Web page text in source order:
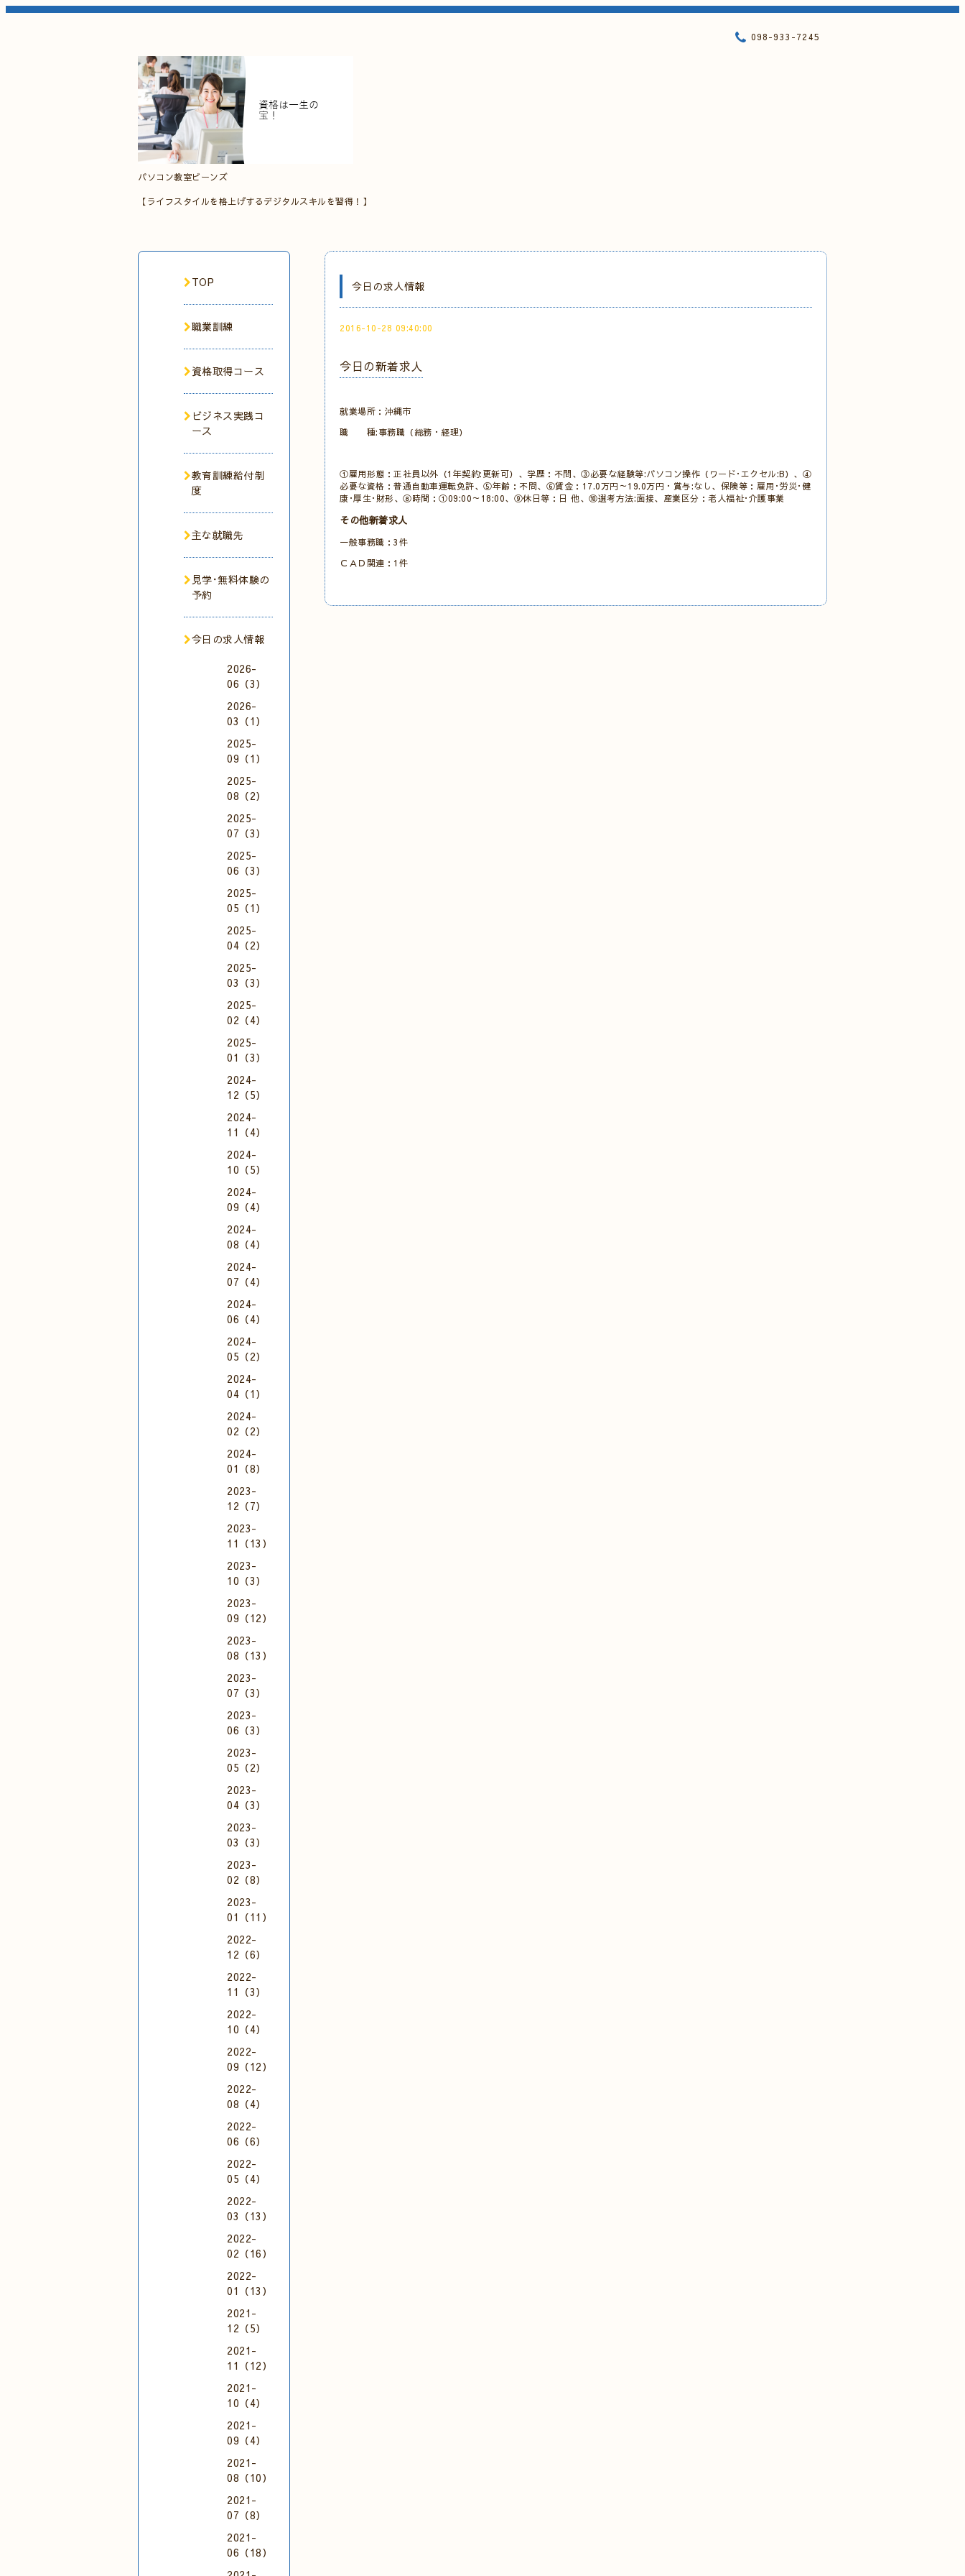
パソコン教室ビーンズ
【ライフスタイルを格上げするデジタルスキルを習得！】
098-933-7245
今日の求人情報
2016-10-28 09:40:00
今日の新着求人
就業場所：沖縄市
職 種:事務職（総務・経理）
①雇用形態：正社員以外（1年契約:更新可）、学歴：不問、③必要な経験等:パソコン操作（ワード･エクセル:B）、④
必要な資格：普通自動車運転免許、⑤年齢：不問、⑥賃金：17.0万円～19.0万円・賞与:なし、保険等：雇用･労災･健
康･厚生･財形、⑧時間：①09:00～18:00、⑨休日等：日 他、⑩選考方法:面接、産業区分：老人福祉･介護事業
その他新着求人
一般事務職：3件
ＣＡＤ関連：1件
TOP
職業訓練
資格取得コース
ビジネス実践コ
ース
教育訓練給付制
度
主な就職先
見学･無料体験の
予約
今日の求人情報
2026-
06（3）
2026-
03（1）
2025-
09（1）
2025-
08（2）
2025-
07（3）
2025-
06（3）
2025-
05（1）
2025-
04（2）
2025-
03（3）
2025-
02（4）
2025-
01（3）
2024-
12（5）
2024-
11（4）
2024-
10（5）
2024-
09（4）
2024-
08（4）
2024-
07（4）
2024-
06（4）
2024-
05（2）
2024-
04（1）
2024-
02（2）
2024-
01（8）
2023-
12（7）
2023-
11（13）
2023-
10（3）
2023-
09（12）
2023-
08（13）
2023-
07（3）
2023-
06（3）
2023-
05（2）
2023-
04（3）
2023-
03（3）
2023-
02（8）
2023-
01（11）
2022-
12（6）
2022-
11（3）
2022-
10（4）
2022-
09（12）
2022-
08（4）
2022-
06（6）
2022-
05（4）
2022-
03（13）
2022-
02（16）
2022-
01（13）
2021-
12（5）
2021-
11（12）
2021-
10（4）
2021-
09（4）
2021-
08（10）
2021-
07（8）
2021-
06（18）